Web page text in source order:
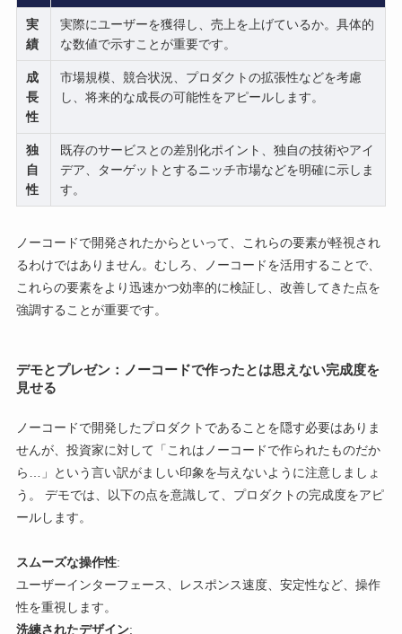
実
績
実際にユーザーを獲得し、売上を上げているか。具体的
な数値で示すことが重要です。
成
長
性
市場規模、競合状況、プロダクトの拡張性などを考慮
し、将来的な成長の可能性をアピールします。
独
自
性
既存のサービスとの差別化ポイント、独自の技術やアイ
デア、ターゲットとするニッチ市場などを明確に示しま
す。
ノーコードで開発されたからといって、これらの要素が軽視され
るわけではありません。むしろ、ノーコードを活用することで、
これらの要素をより迅速かつ効率的に検証し、改善してきた点を
強調することが重要です。
デモとプレゼン：ノーコードで作ったとは思えない完成度を
見せる
ノーコードで開発したプロダクトであることを隠す必要はありま
せんが、投資家に対して「これはノーコードで作られたものだか
ら…」という言い訳がましい印象を与えないように注意しましょ
う。 デモでは、以下の点を意識して、プロダクトの完成度をアピ
ールします。
スムーズな操作性:
ユーザーインターフェース、レスポンス速度、安定性など、操作
性を重視します。
洗練されたデザイン: